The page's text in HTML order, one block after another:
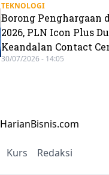
TEKNOLOGI
Borong Penghargaan
2026, PLN Icon Plus
Keandalan Contact
30/07/2026 - 14:05
HarianBisnis.com
Kurs Redaksi